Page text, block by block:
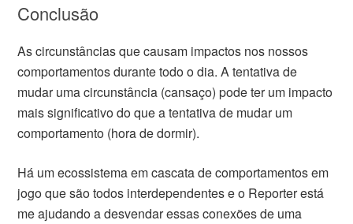
Conclusão
As circunstâncias que causam impactos nos nossos
comportamentos durante todo o dia. A tentativa de
mudar uma circunstância (cansaço) pode ter um impacto
mais significativo do que a tentativa de mudar um
comportamento (hora de dormir).
Há um ecossistema em cascata de comportamentos em
jogo que são todos interdependentes e o Reporter está
me ajudando a desvendar essas conexões de uma